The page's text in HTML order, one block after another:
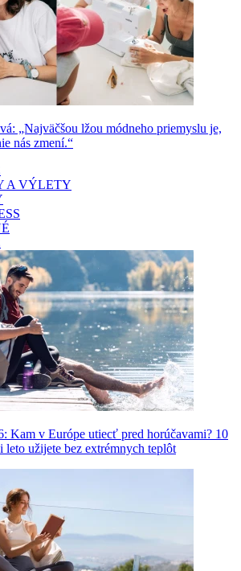
„Najväčšou lžou módneho priemyslu je,
nás zmení.“
A VÝLETY
Kam v Európe utiecť pred horúčavami? 10
leto užijete bez extrémnych teplôt